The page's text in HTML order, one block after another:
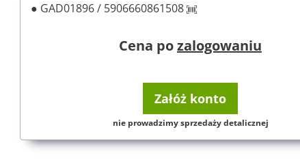
● GAD01896 / 5906660861508
Cena pozalogowaniu
Załóż konto
nie prowadzimy sprzedaży detalicznej